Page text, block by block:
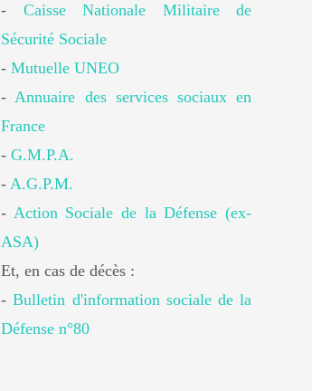
- Caisse Nationale Militaire de
Sécurité Sociale
-Mutuelle UNEO
-Annuaire des services sociaux en
France
-G.M.P.A.
-A.G.P.M.
- Action Sociale de la Défense (ex-
ASA)
Et, en cas de décès :
-Bulletin d'information sociale de la
Défense n°80